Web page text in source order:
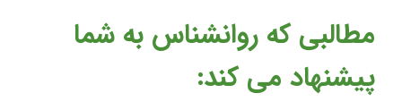
مطالبی که روانشناس به شما
پیشنهاد می کند: